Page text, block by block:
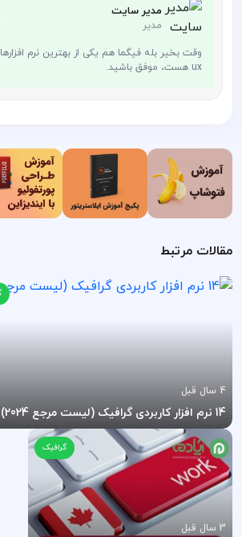
مدیر سایت
مدیر
ux هست، موفق باشید.
مقالات مرتبط
4 سال قبل
14 نرم افزار کاربردی گرافیک (لیست مرجع 2024)
گرافیک
3 سال قبل